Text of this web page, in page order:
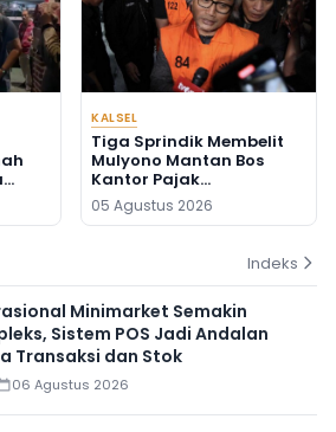
KALSEL
Tiga Sprindik Membelit
Mulyono Mantan Bos
Kantor Pajak
Banjarmasin
05 Agustus 2026
Indeks
Minimarket Semakin
Sistem POS Jadi Andalan
Transaksi dan Stok
06 Agustus 2026